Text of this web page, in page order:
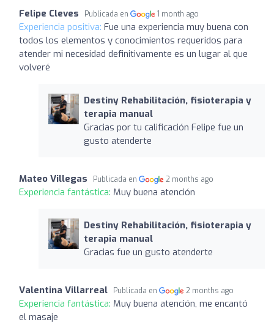
Felipe Cleves Publicada en 1 month ago
Experiencia positiva: Fue una experiencia muy buena con
todos los elementos y conocimientos requeridos para
atender mi necesidad definitivamente es un lugar al que
volveré
Destiny Rehabilitación, fisioterapia y
terapia manual
Gracias por tu calificación Felipe fue un
gusto atenderte
Mateo Villegas Publicada en 2 months ago
Experiencia fantástica: Muy buena atención
Destiny Rehabilitación, fisioterapia y
terapia manual
Gracias fue un gusto atenderte
Valentina Villarreal Publicada en 2 months ago
Experiencia fantástica: Muy buena atención, me encantó
el masaje